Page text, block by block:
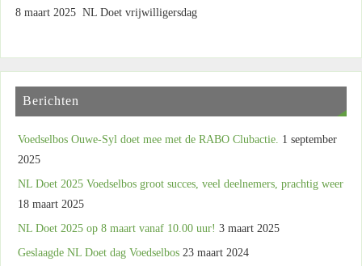
8 maart 2025 NL Doet vrijwilligersdag
Berichten
Voedselbos Ouwe-Syl doet mee met de RABO Clubactie. 1 september
2025
NL Doet 2025 Voedselbos groot succes, veel deelnemers, prachtig weer
18 maart 2025
NL Doet 2025 op 8 maart vanaf 10.00 uur! 3 maart 2025
Geslaagde NL Doet dag Voedselbos 23 maart 2024